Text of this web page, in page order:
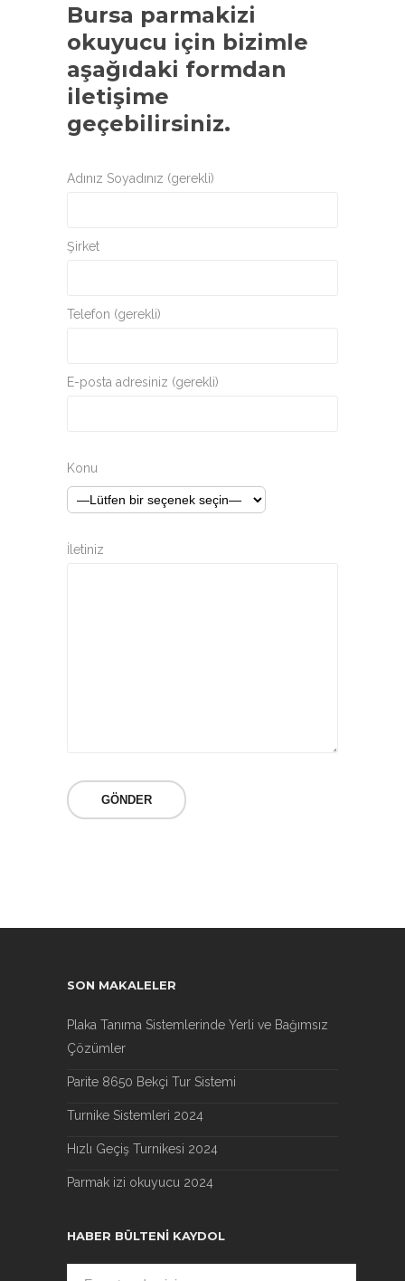
Bursa parmakizi
okuyucu için bizimle
aşağıdaki formdan
iletişime
geçebilirsiniz.
Adınız Soyadınız (gerekli)
Şirket
Telefon (gerekli)
E-posta adresiniz (gerekli)
Konu
İletiniz
SON MAKALELER
Plaka Tanıma Sistemlerinde Yerli ve Bağımsız
Çözümler
Parite 8650 Bekçi Tur Sistemi
Turnike Sistemleri 2024
Hızlı Geçiş Turnikesi 2024
Parmak izi okuyucu 2024
HABER BÜLTENI KAYDOL